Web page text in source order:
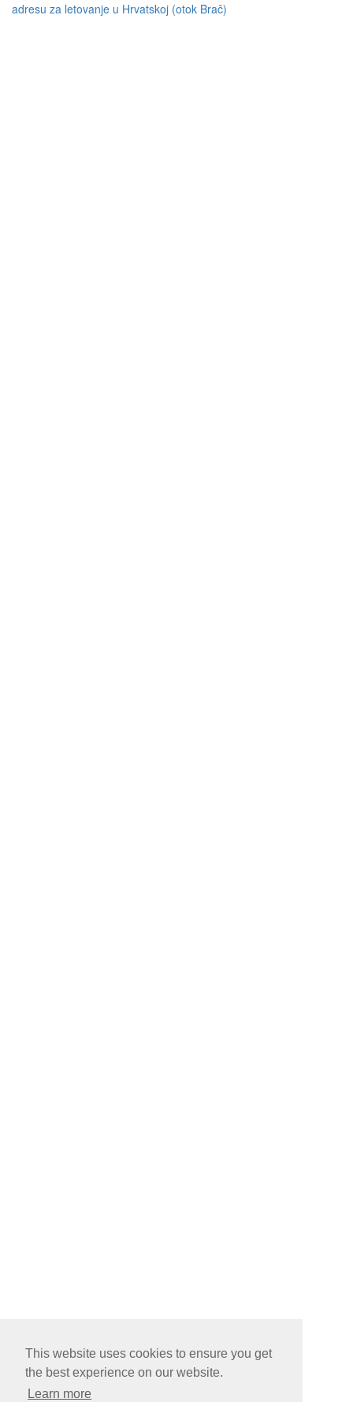
This website uses cookies to ensure you get
the best experience on our website.
Learn more
adresu za letovanje u Hrvatskoj (otok Brač)